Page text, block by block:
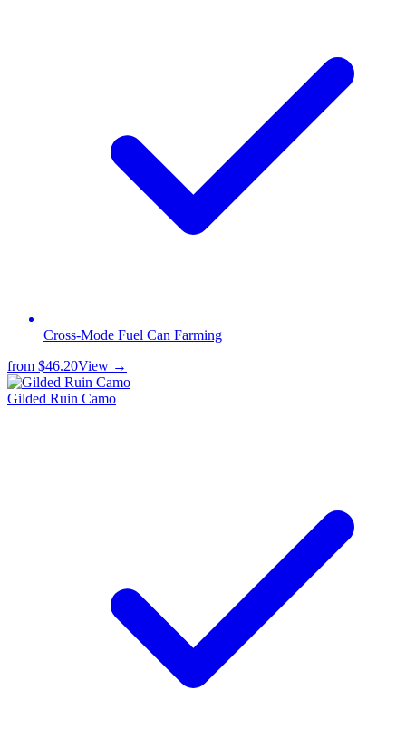
Cross-Mode Fuel Can Farming
from $46.20View →
Gilded Ruin Camo